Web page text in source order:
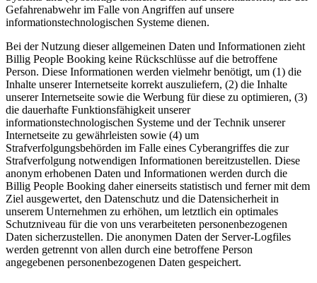
Gefahrenabwehr im Falle von Angriffen auf unsere
informationstechnologischen Systeme dienen.
Bei der Nutzung dieser allgemeinen Daten und Informationen zieht
Billig People Booking keine Rückschlüsse auf die betroffene
Person. Diese Informationen werden vielmehr benötigt, um (1) die
Inhalte unserer Internetseite korrekt auszuliefern, (2) die Inhalte
unserer Internetseite sowie die Werbung für diese zu optimieren, (3)
die dauerhafte Funktionsfähigkeit unserer
informationstechnologischen Systeme und der Technik unserer
Internetseite zu gewährleisten sowie (4) um
Strafverfolgungsbehörden im Falle eines Cyberangriffes die zur
Strafverfolgung notwendigen Informationen bereitzustellen. Diese
anonym erhobenen Daten und Informationen werden durch die
Billig People Booking daher einerseits statistisch und ferner mit dem
Ziel ausgewertet, den Datenschutz und die Datensicherheit in
unserem Unternehmen zu erhöhen, um letztlich ein optimales
Schutzniveau für die von uns verarbeiteten personenbezogenen
Daten sicherzustellen. Die anonymen Daten der Server-Logfiles
werden getrennt von allen durch eine betroffene Person
angegebenen personenbezogenen Daten gespeichert.